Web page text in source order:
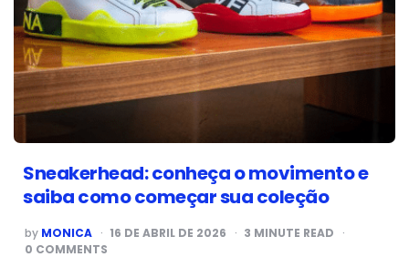
Sneakerhead: conheça o movimento e
saiba como começar sua coleção
POSTED
BY
by MONICA 16 DE ABRIL DE 2026 3 MINUTE READ
0 COMMENTS